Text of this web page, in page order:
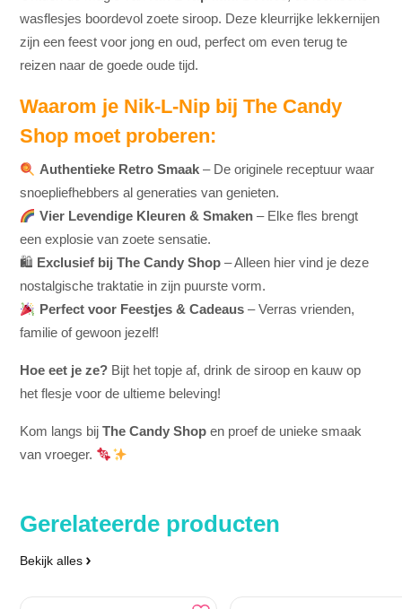
wasflesjes boordevol zoete siroop. Deze kleurrijke lekkernijen
zijn een feest voor jong en oud, perfect om even terug te
reizen naar de goede oude tijd.
Waarom je Nik-L-Nip bij The Candy
Shop moet proberen:
Authentieke Retro Smaak– De originele receptuur waar
snoepliefhebbers al generaties van genieten.
Vier Levendige Kleuren & Smaken– Elke fles brengt
een explosie van zoete sensatie.
🛍 Exclusief bij The Candy Shop – Alleen hier vind je deze
nostalgische traktatie in zijn puurste vorm.
Perfect voor Feestjes & Cadeaus– Verras vrienden,
familie of gewoon jezelf!
Hoe eet je ze? Bijt het topje af, drink de siroop en kauw op
het flesje voor de ultieme beleving!
Kom langs bijThe Candy Shop en proef de unieke smaak
van vroeger.
Gerelateerde producten
Bekijk alles